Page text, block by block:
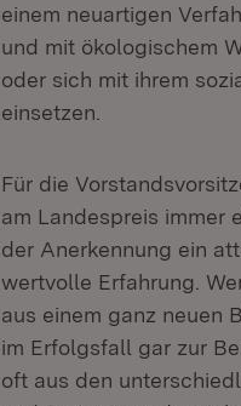
einem neuartigen
und mit ökologischem
oder sich mit ihrem
einsetzen.
Für die
am Landespreis immer
der Anerkennung ein
wertvolle Erfahrung.
aus einem ganz neuen
im Erfolgsfall gar zur
oft aus den